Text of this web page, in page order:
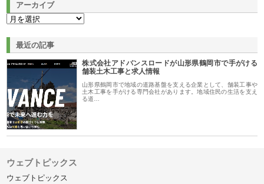
アーカイブ
最近の記事
株式会社アドバンスロードが山形県鶴岡市で手がける
舗装土木工事と求人情報
山形県鶴岡市で地域の道路基盤を支える企業として、舗装工事や
土木工事を手がける専門会社があります。地域住民の生活を支え
る道…
ウェブトピックス
ウェブトピックス